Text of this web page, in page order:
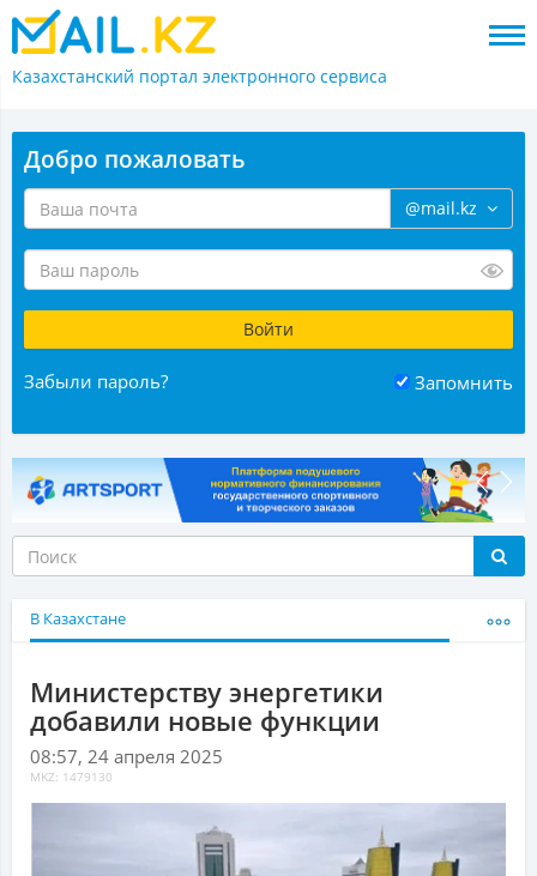
Казахстанский портал электронного сервиса
Добро пожаловать
@mail.kz
Забыли пароль? Запомнить
В Казахстане
Министерству энергетики
добавили новые функции
08:57, 24 апреля 2025
MKZ: 1479130